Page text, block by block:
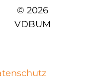
© 2026
VDBUM